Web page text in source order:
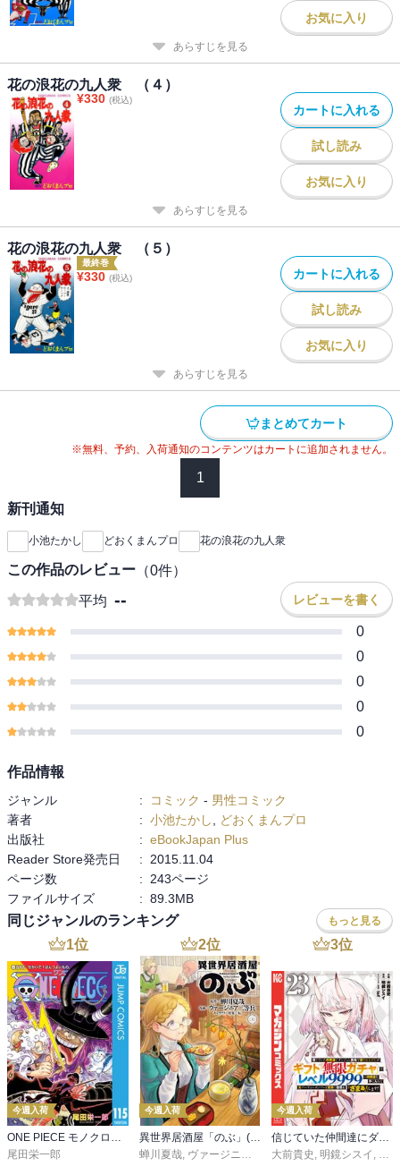
お気に入り
あらすじを見る
花の浪花の九人衆 （４）
¥330 (税込)
カートに入れる
試し読み
お気に入り
あらすじを見る
花の浪花の九人衆 （５）
最終巻
¥330 (税込) カートに入れる
試し読み
お気に入り
あらすじを見る
まとめてカート
※無料、予約、入荷通知のコンテンツはカートに追加されません。
1
新刊通知
小池たかし どおくまんプロ 花の浪花の九人衆
この作品のレビュー （0件）
平均 -- レビューを書く
0
0
0
0
0
作品情報
ジャンル : コミック - 男性コミック
著者
: 小池たかし
どおくまんプロ
出版社
: eBookJapan Plus
Reader Store発売日
:
2015.11.04
ページ数
:
243ページ
ファイルサイズ
: 89.3MB
同じジャンルのランキング もっと見る
1位
今週入荷
ONE PIECE モノクロ版 115
尾田栄一郎
2位
今週入荷
異世界居酒屋「のぶ」(22)
蝉川夏哉, ヴァージニア二等兵 ,転
3位
今週入荷
信じていた仲間達にダンジョン奥地で殺されかけたがギフト『無限ガチャ』でレベル９９９９の仲間達を手に入れて元パーティーメンバーと世界に復讐＆『ざまぁ！』します！（２３）
大前貴史 , 明鏡シスイ , ｔ